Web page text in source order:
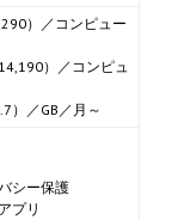
）／コンピュー
）／コンピュ
）／GB／月～
シー保護
プリ